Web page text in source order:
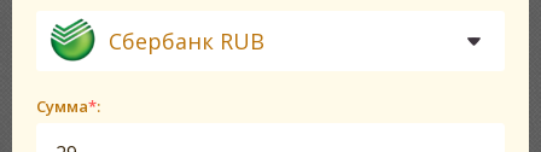
Сбербанк RUB
Сумма*: